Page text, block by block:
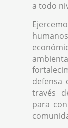
a todo
defensa
través
para